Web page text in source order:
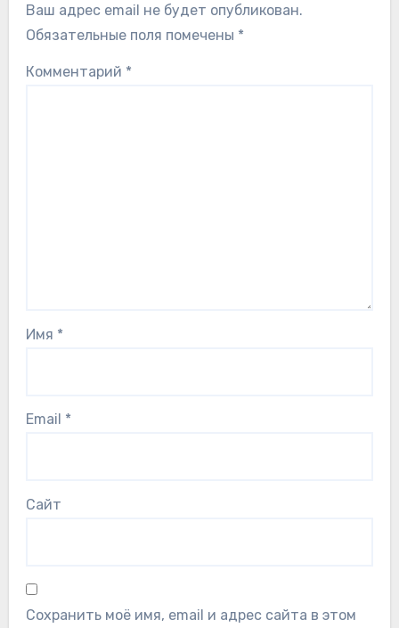
Ваш адрес email не будет опубликован.
Обязательные поля помечены *
Комментарий *
Имя *
Email *
Сайт
Сохранить моё имя, email и адрес сайта в этом